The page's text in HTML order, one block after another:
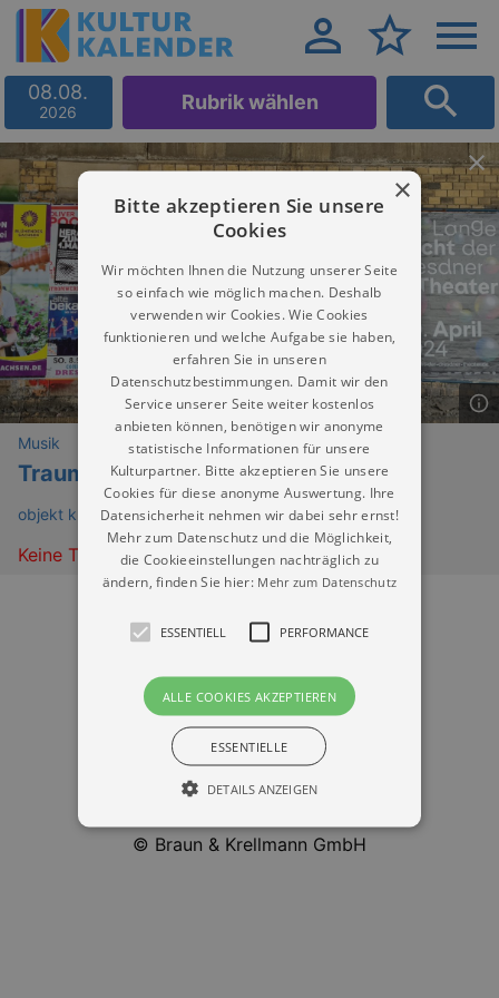
08.08.
2026 Rubrik wählen
Musik
Traum A incoming
objekt klein a (club)
Keine Termine
Datenschutz
Impressum
© Braun & Krellmann GmbH
×
Bitte akzeptieren Sie unsere
Cookies
Wir möchten Ihnen die Nutzung unserer Seite
so einfach wie möglich machen. Deshalb
verwenden wir Cookies. Wie Cookies
funktionieren und welche Aufgabe sie haben,
erfahren Sie in unseren
Datenschutzbestimmungen. Damit wir den
Service unserer Seite weiter kostenlos
anbieten können, benötigen wir anonyme
statistische Informationen für unsere
Kulturpartner. Bitte akzeptieren Sie unsere
Cookies für diese anonyme Auswertung. Ihre
Datensicherheit nehmen wir dabei sehr ernst!
Mehr zum Datenschutz und die Möglichkeit,
die Cookieeinstellungen nachträglich zu
ändern, finden Sie hier: Mehr zum Datenschutz
ESSENTIELL PERFORMANCE
ALLE COOKIES AKZEPTIEREN
ESSENTIELLE
DETAILS ANZEIGEN